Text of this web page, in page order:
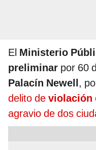
El Ministerio
preliminar por 60
Palacín Newell,
delito de violación
agravio de dos